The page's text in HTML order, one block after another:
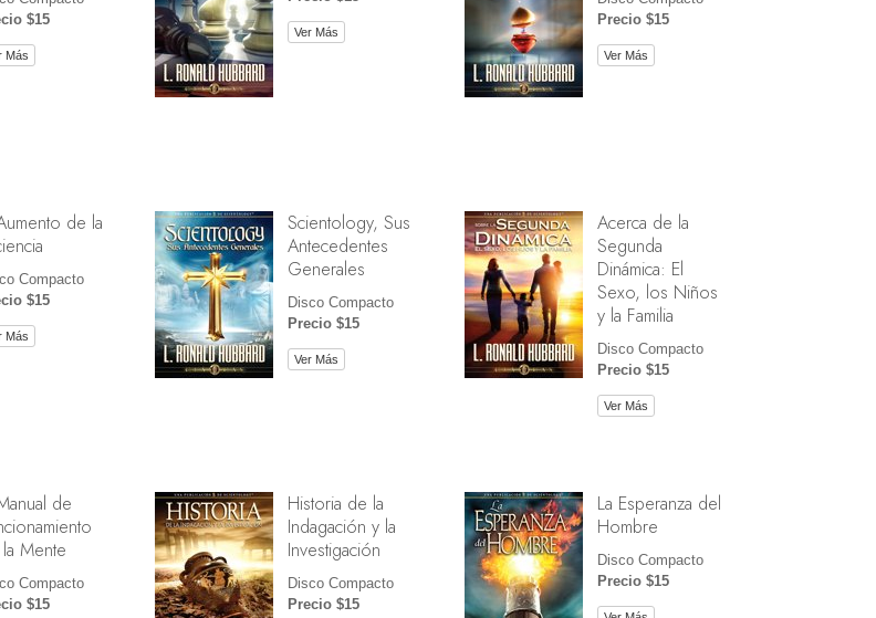
$15
Más
Ver Más
Precio $15
Ver Más
de la
Compacto
$15
Más
Scientology, Sus
Antecedentes
Generales
Disco Compacto
Precio $15
Ver Más
Acerca de la
Segunda
Dinámica: El
Sexo, los Niños
y la Familia
Disco Compacto
Precio $15
Ver Más
de
Mente
Compacto
$15
Historia de la
Indagación y la
Investigación
Disco Compacto
Precio $15
La Esperanza del
Hombre
Disco Compacto
Precio $15